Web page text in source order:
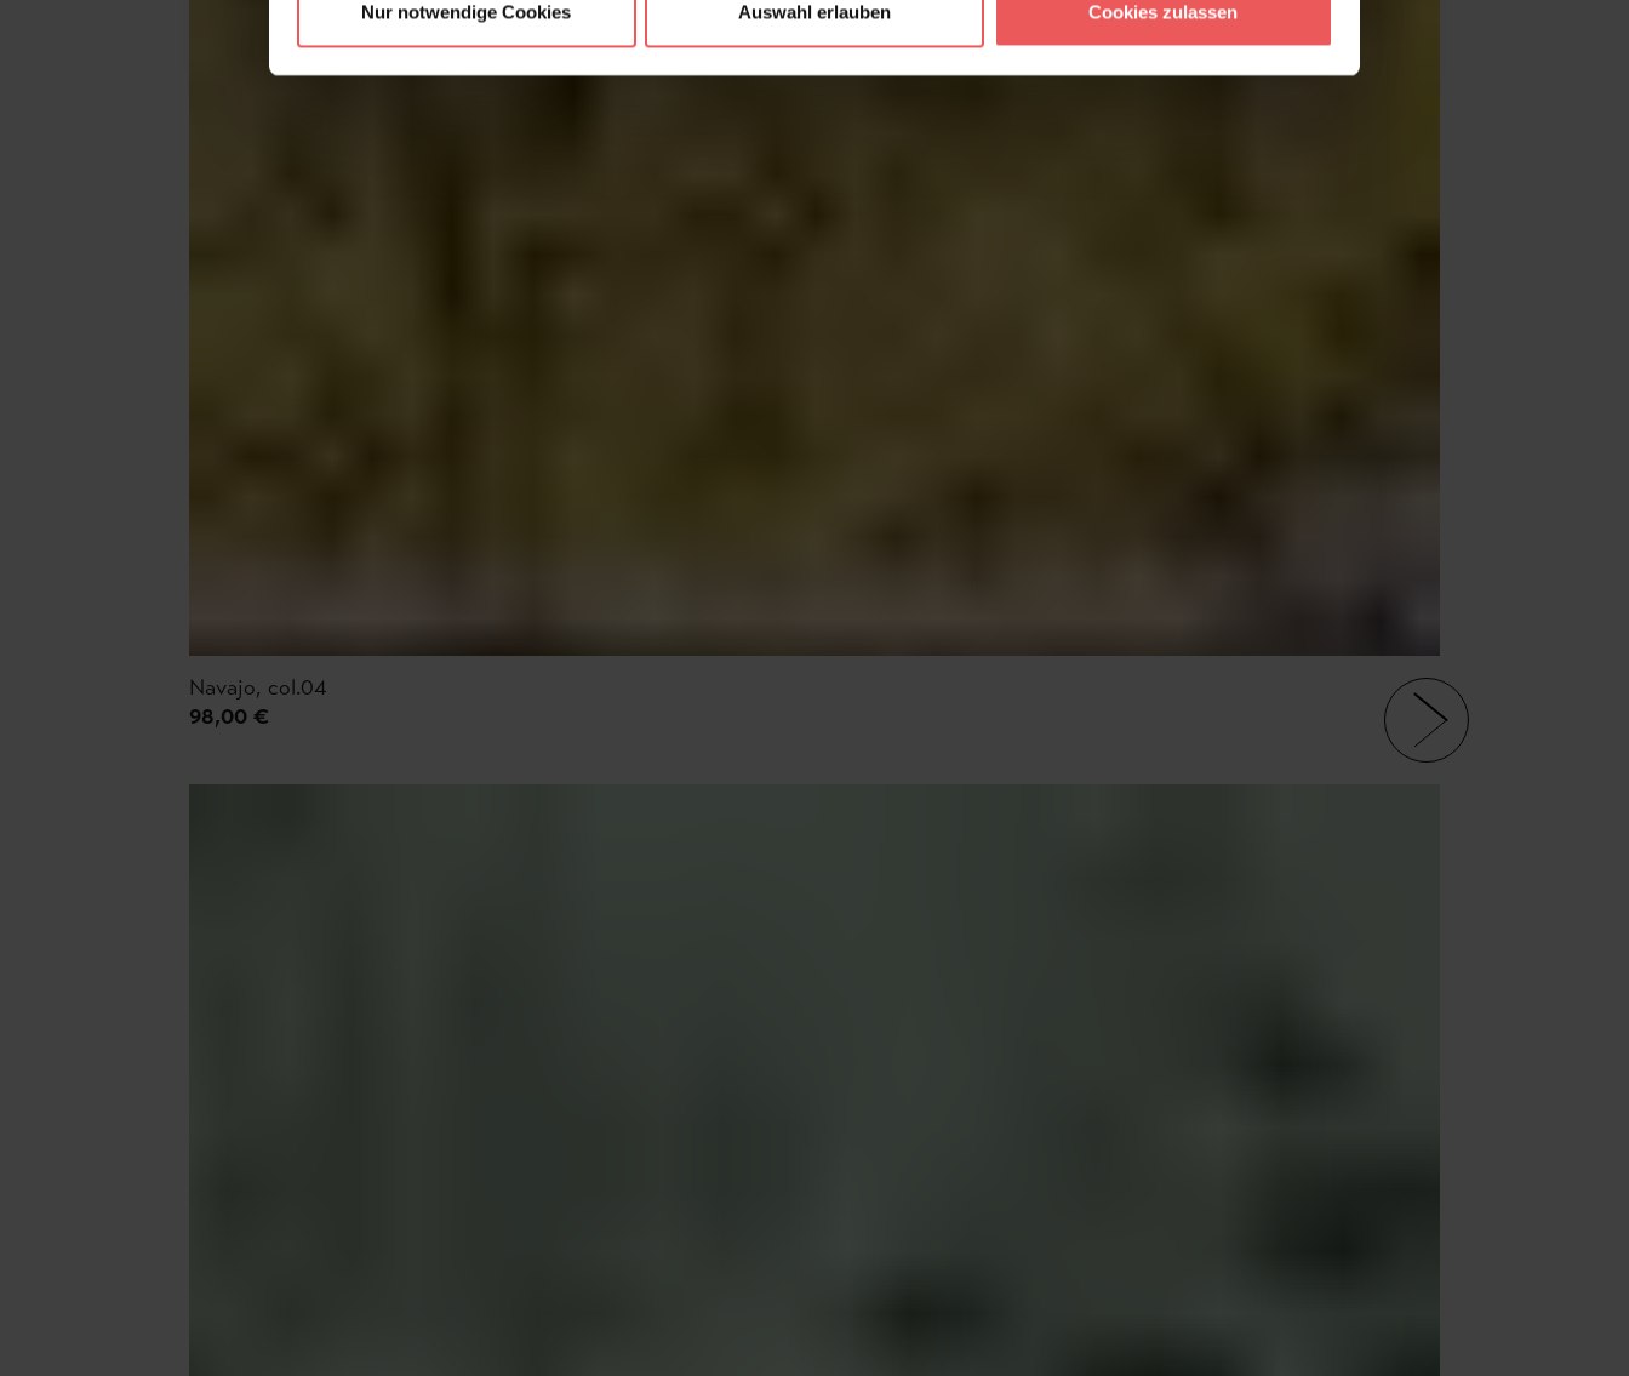
Nur notwendige Cookies Auswahl erlauben Cookies zulassen
Navajo, col.04
98,00 €